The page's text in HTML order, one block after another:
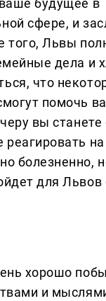
будущее в
сфере, и
того, Львы
дела и
что
помочь
вы станете
болезненно,
для Львов
хорошо
и